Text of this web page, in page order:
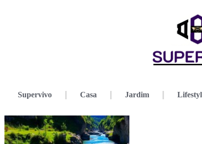
Supervivo Casa Jardim